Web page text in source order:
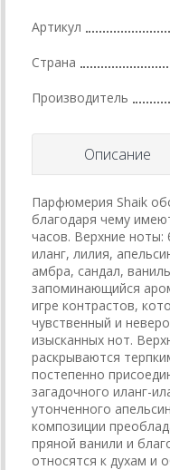
Артикул
Страна
Производитель
Описание
Парфюмерия Shaik
благодаря чему
часов. Верхние ноты:
иланг, лилия,
амбра, сандал,
запоминающийся
игре контрастов,
чувственный и
изысканных нот.
раскрываются
постепенно
загадочного иланг-
утонченного
композиции
пряной ванили и
относятся к духам и